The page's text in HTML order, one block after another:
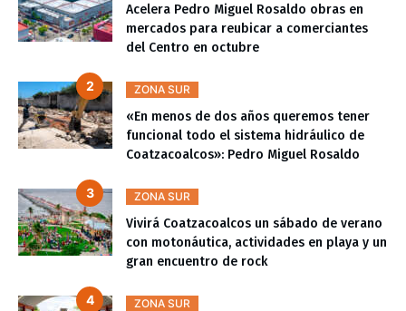
Acelera Pedro Miguel Rosaldo obras en
mercados para reubicar a comerciantes
del Centro en octubre
ZONA SUR
«En menos de dos años queremos tener
funcional todo el sistema hidráulico de
Coatzacoalcos»: Pedro Miguel Rosaldo
ZONA SUR
Vivirá Coatzacoalcos un sábado de verano
con motonáutica, actividades en playa y un
gran encuentro de rock
ZONA SUR